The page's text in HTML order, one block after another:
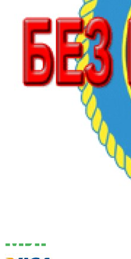
В корзину Купить в один клик
Способы оплаты